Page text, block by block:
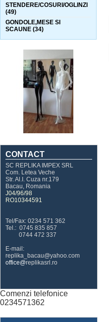
STENDERE/COSURI/OGLINZI
(49)
GONDOLE,MESE SI
SCAUNE (34)
CONTACT
SC REPLIKA IMPEX SRL
Com. Letea Veche
Str. Al.I. Cuza nr.179
Bacau, Romania
J04/96/98
RO10344591
Tel/Fax: 0234 571 362
Tel.: 0745 835 857
0744 472 337
E-mail:
replika_bacau@yahoo.com
office@replikasrl.ro
Comenzi telefonice
0234571362